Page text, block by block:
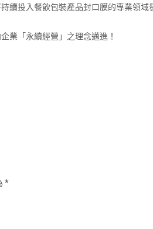
續投入餐飲包裝產品封口膜的專業領
業「永續經營」之理念邁進！
*